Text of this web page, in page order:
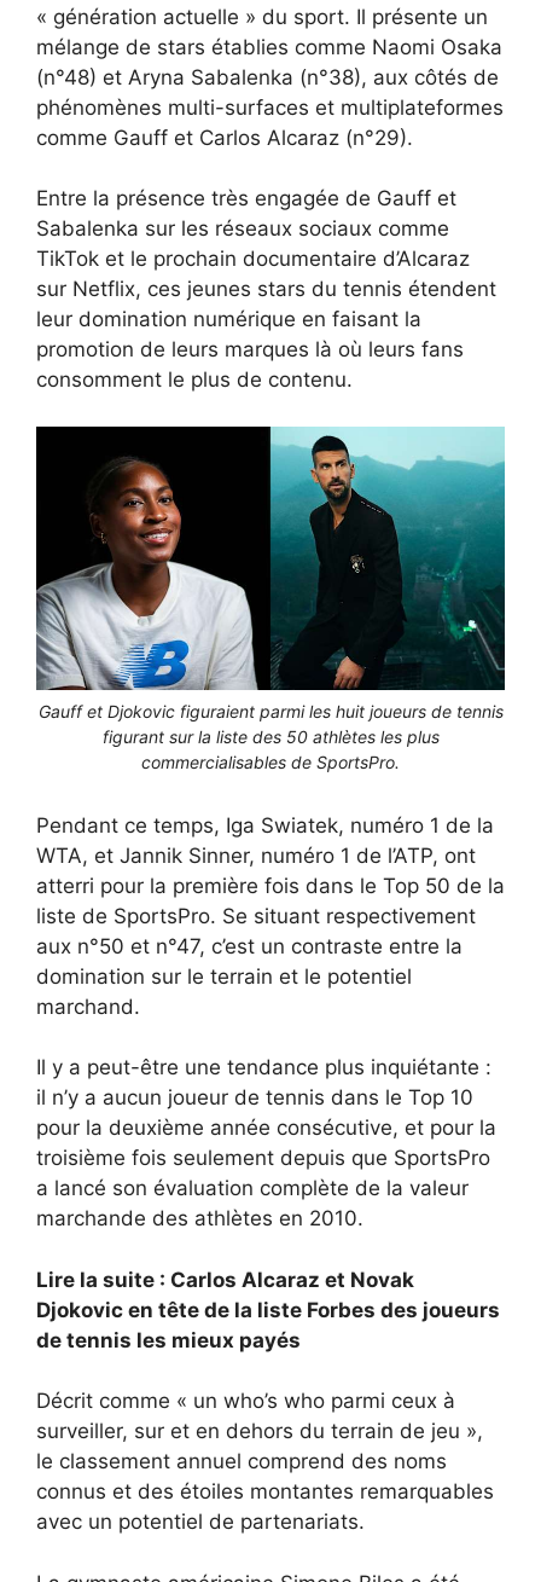
« génération actuelle » du sport. Il présente un
mélange de stars établies comme Naomi Osaka
(n°48) et Aryna Sabalenka (n°38), aux côtés de
phénomènes multi-surfaces et multiplateformes
comme Gauff et Carlos Alcaraz (n°29).
Entre la présence très engagée de Gauff et
Sabalenka sur les réseaux sociaux comme
TikTok et le prochain documentaire d’Alcaraz
sur Netflix, ces jeunes stars du tennis étendent
leur domination numérique en faisant la
promotion de leurs marques là où leurs fans
consomment le plus de contenu.
Gauff et Djokovic figuraient parmi les huit joueurs de tennis
figurant sur la liste des 50 athlètes les plus
commercialisables de SportsPro.
Pendant ce temps, Iga Swiatek, numéro 1 de la
WTA, et Jannik Sinner, numéro 1 de l’ATP, ont
atterri pour la première fois dans le Top 50 de la
liste de SportsPro. Se situant respectivement
aux n°50 et n°47, c’est un contraste entre la
domination sur le terrain et le potentiel
marchand.
Il y a peut-être une tendance plus inquiétante :
il n’y a aucun joueur de tennis dans le Top 10
pour la deuxième année consécutive, et pour la
troisième fois seulement depuis que SportsPro
a lancé son évaluation complète de la valeur
marchande des athlètes en 2010.
Lire la suite : Carlos Alcaraz et Novak
Djokovic en tête de la liste Forbes des joueurs
de tennis les mieux payés
Décrit comme « un who’s who parmi ceux à
surveiller, sur et en dehors du terrain de jeu »,
le classement annuel comprend des noms
connus et des étoiles montantes remarquables
avec un potentiel de partenariats.